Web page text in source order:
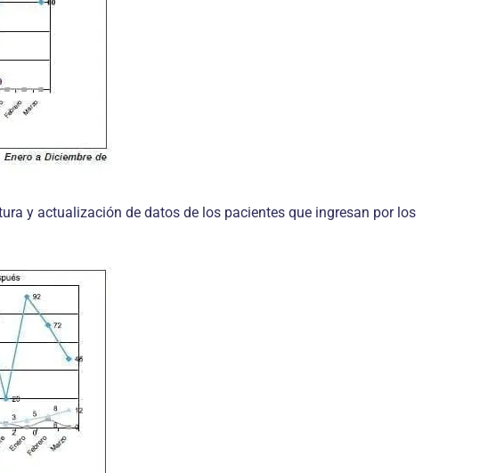
y actualización de datos de los pacientes que ingresan por los